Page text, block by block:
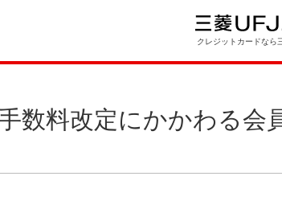
クレジットカードなら
数料改定にかかわる会